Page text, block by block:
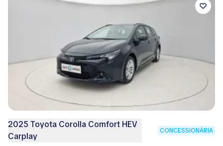
2025 Toyota Corolla Comfort HEV
Carplay
CONCESSIONÁRIA